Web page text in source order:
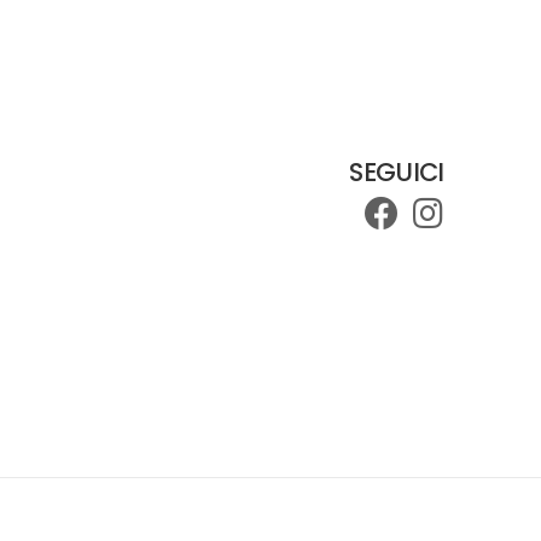
SEGUICI